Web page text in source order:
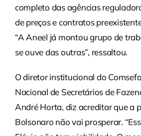
completo das agências
de preços e contratos
“A Aneel já montou grupo de
se ouve das outras”, ressaltou.
O diretor institucional do
Nacional de Secretários de
André Horta, diz acreditar que a
Bolsonaro não vai prosperar.